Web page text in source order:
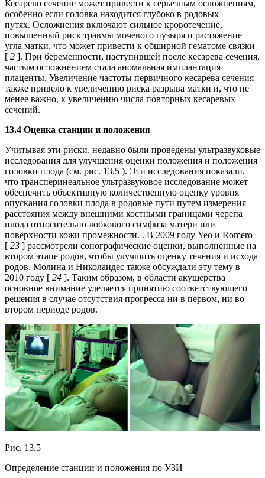
Кесарево сечение может привести к серьезным осложнениям,
особенно если головка находится глубоко в родовых
путях. Осложнения включают сильное кровотечение,
повышенный риск травмы мочевого пузыря и растяжение
угла матки, что может привести к обширной гематоме связки
[ 2 ]. При беременности, наступившей после кесарева сечения,
частым осложнением стала аномальная имплантация
плаценты. Увеличение частоты первичного кесарева сечения
также привело к увеличению риска разрыва матки и, что не
менее важно, к увеличению числа повторных кесаревых
сечений.
13.4 Оценка станции и положения
Учитывая эти риски, недавно были проведены ультразвуковые
исследования для улучшения оценки положения и положения
головки плода (см. рис. 13.5 ). Эти исследования показали,
что трансперинеальное ультразвуковое исследование может
обеспечить объективную количественную оценку уровня
опускания головки плода в родовые пути путем измерения
расстояния между внешними костными границами черепа
плода относительно лобкового симфиза матери или
поверхности кожи промежности. . В 2009 году Yeo и Romero
[ 23 ] рассмотрели сонографические оценки, выполненные на
втором этапе родов, чтобы улучшить оценку течения и исхода
родов. Молина и Николаидес также обсуждали эту тему в
2010 году [ 24 ]. Таким образом, в области акушерства
основное внимание уделяется принятию соответствующего
решения в случае отсутствия прогресса ни в первом, ни во
втором периоде родов.
Рис. 13.5
Определение станции и положения по УЗИ